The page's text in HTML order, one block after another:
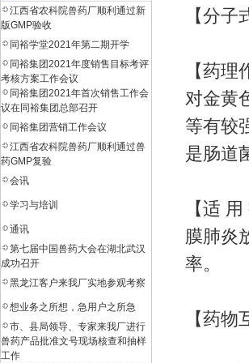
江西省农科院兽药厂顺利通过新
版GMP验收
同裕学堂2021年第二期开学
同裕集团2021年度销售目标考评
考核方案工作会议
同裕集团2021年首次销售工作会
议在同裕集团总部召开
同裕集团营销工作会议
江西省农科院兽药厂顺利通过兽
药GMP复验
会讯
学习与培训
通讯
第七届中国兽药大会在湖北武汉
成功召开
黑龙江客户来我厂实地参观考察
想业务之所想，急用户之所急
市、县局领导、专家来我厂进行
兽药产品批准文号现场核查和抽样
工作
【分
【药
对金黄
等有较
是肠道
【适
膜肺炎
率。
【药物